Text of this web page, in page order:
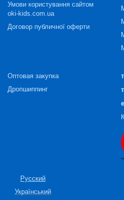
Умови користування сайтом
oki-kids.com.ua
Договор публичної оферти
Оптовая закупка
Дропшиппинг
Русский
Український